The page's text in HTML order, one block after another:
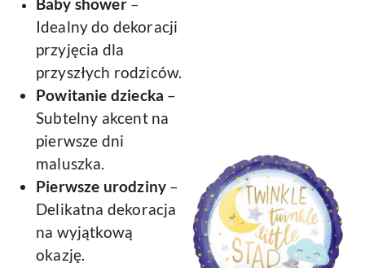
Baby shower–
Idealny do dekoracji
przyjęcia dla
przyszłych rodziców.
Powitanie dziecka –
Subtelny akcent na
pierwsze dni
maluszka.
Pierwsze urodziny –
Delikatna dekoracja
na wyjątkową
okazję.